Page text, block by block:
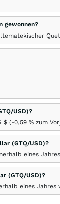
gewonnen?
USD)?
$ (-0,59 % zum
(GTQ/USD)?
eines
(GTQ/USD)?
eines Jahres